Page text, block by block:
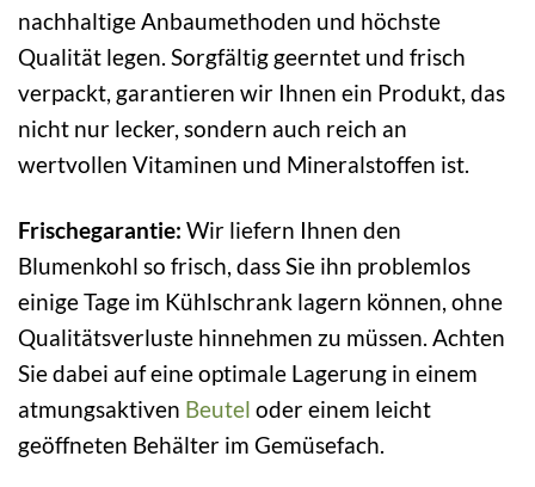
nachhaltige Anbaumethoden und höchste
Qualität legen. Sorgfältig geerntet und frisch
verpackt, garantieren wir Ihnen ein Produkt, das
nicht nur lecker, sondern auch reich an
wertvollen Vitaminen und Mineralstoffen ist.
Frischegarantie: Wir liefern Ihnen den
Blumenkohl so frisch, dass Sie ihn problemlos
einige Tage im Kühlschrank lagern können, ohne
Qualitätsverluste hinnehmen zu müssen. Achten
Sie dabei auf eine optimale Lagerung in einem
atmungsaktiven Beutel oder einem leicht
geöffneten Behälter im Gemüsefach.